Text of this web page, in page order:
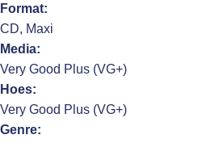
Format:
CD, Maxi
Media:
Very Good Plus (VG+)
Hoes:
Very Good Plus (VG+)
Genre: